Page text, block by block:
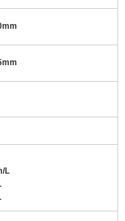
mm
mm
L